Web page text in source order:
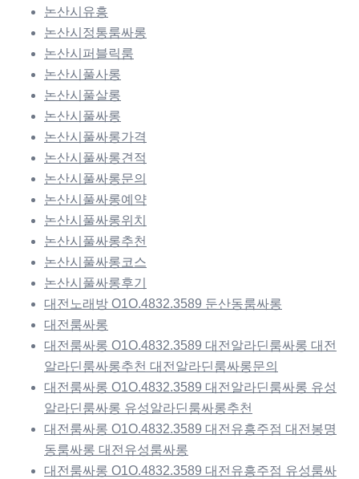
논산시유흥
논산시정통룸싸롱
논산시퍼블릭룸
논산시풀사롱
논산시풀살롱
논산시풀싸롱
논산시풀싸롱가격
논산시풀싸롱견적
논산시풀싸롱문의
논산시풀싸롱예약
논산시풀싸롱위치
논산시풀싸롱추천
논산시풀싸롱코스
논산시풀싸롱후기
대전노래방 O1O.4832.3589 둔산동룸싸롱
대전룸싸롱
대전룸싸롱 O1O.4832.3589 대전알라딘룸싸롱 대전
알라딘룸싸롱추천 대전알라딘룸싸롱문의
대전룸싸롱 O1O.4832.3589 대전알라딘룸싸롱 유성
알라딘룸싸롱 유성알라딘룸싸롱추천
대전룸싸롱 O1O.4832.3589 대전유흥주점 대전봉명
동룸싸롱 대전유성룸싸롱
대전룸싸롱 O1O.4832.3589 대전유흥주점 유성룸싸